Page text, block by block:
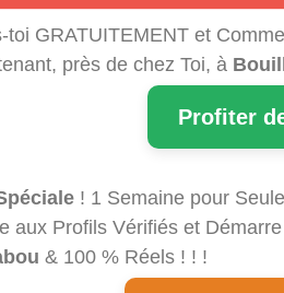
toi GRATUITEMENT et
près de chez Toi, à
Profiter
! 1 Semaine pour
aux Profils Vérifiés et
& 100 % Réels ! ! !